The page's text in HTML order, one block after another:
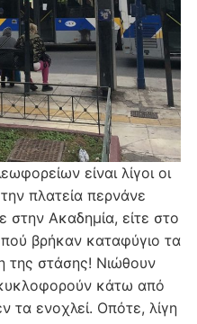
είναι λίγοι οι
πλατεία περνάνε
στην Ακαδημία, είτε στο
βρήκαν καταφύγιο τα
της στάσης! Νιώθουν
κάτω από
τα ενοχλεί. Οπότε, λίγη